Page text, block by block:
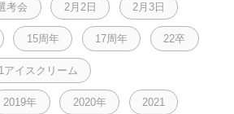
考会 2月2日 2月3日
15周年 17周年 22卒
アイスクリーム
2019年 2020年 2021